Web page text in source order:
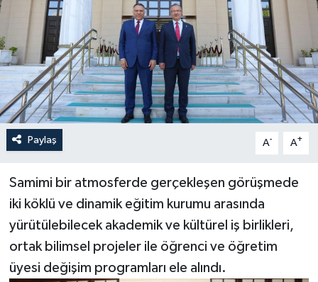
Paylaş A- A+
Samimi bir atmosferde gerçekleşen görüşmede
iki köklü ve dinamik eğitim kurumu arasında
yürütülebilecek akademik ve kültürel iş birlikleri,
ortak bilimsel projeler ile öğrenci ve öğretim
üyesi değişim programları ele alındı.